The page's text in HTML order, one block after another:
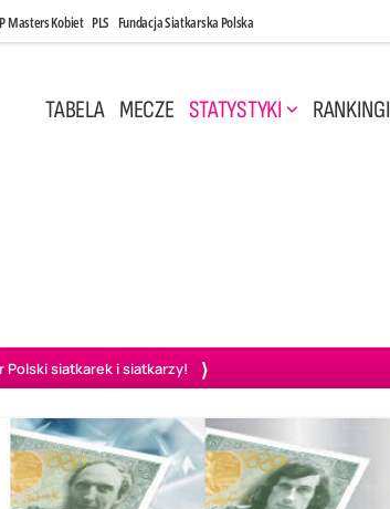
Masters Kobiet PLS Fundacja Siatkarska Polska
TABELA MECZE STATYSTYKI RANKINGI
Polski siatkarek i siatkarzy!